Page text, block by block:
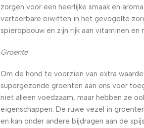
zorgen voor een heerlijke smaak en
verteerbare eiwitten in het gevogelte
spieropbouw en zijn rijk aan vitaminen en
Groente
Om de hond te voorzien van extra
supergezonde groenten aan ons voer
niet alleen voedzaam, maar hebben ze
eigenschappen. De ruwe vezel in
en kan onder andere bijdragen aan de